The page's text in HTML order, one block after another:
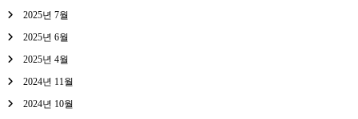
2025년 7월
2025년 6월
2025년 4월
2024년 11월
2024년 10월